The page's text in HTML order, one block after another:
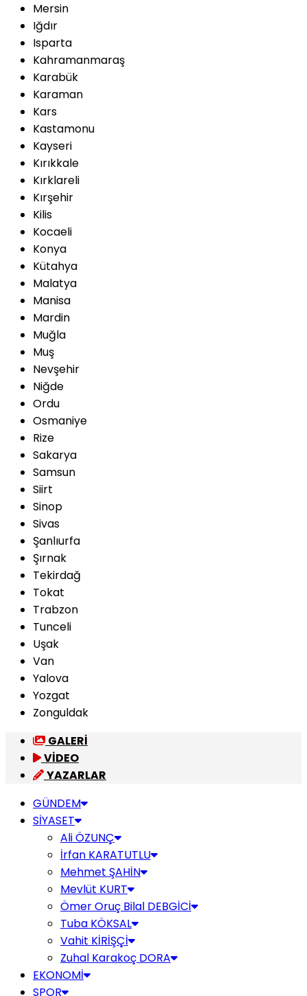
Mersin
Iğdır
Isparta
Kahramanmaraş
Karabük
Karaman
Kars
Kastamonu
Kayseri
Kırıkkale
Kırklareli
Kırşehir
Kilis
Kocaeli
Konya
Kütahya
Malatya
Manisa
Mardin
Muğla
Muş
Nevşehir
Niğde
Ordu
Osmaniye
Rize
Sakarya
Samsun
Siirt
Sinop
Sivas
Şanlıurfa
Şırnak
Tekirdağ
Tokat
Trabzon
Tunceli
Uşak
Van
Yalova
Yozgat
Zonguldak
GALERİ
VİDEO
YAZARLAR
GÜNDEM
SİYASET
Ali ÖZUNÇ
İrfan KARATUTLU
Mehmet ŞAHİN
Mevlüt KURT
Ömer Oruç Bilal DEBGİCİ
Tuba KÖKSAL
Vahit KİRİŞÇİ
Zuhal Karakoç DORA
EKONOMİ
SPOR